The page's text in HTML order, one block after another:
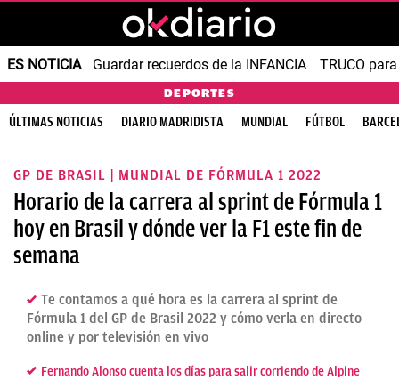
ES NOTICIA Guardar recuerdos de la INFANCIA TRUCO
DEPORTES
ÚLTIMAS NOTICIAS DIARIO MADRIDISTA MUNDIAL FÚTBOL
GP DE BRASIL | MUNDIAL DE FÓRMULA 1 2022
Horario de la carrera al sprint de Fórmula 1
hoy en Brasil y dónde ver la F1 este fin de
semana
Te contamos a qué hora es la carrera al sprint de
Fórmula 1 del GP de Brasil 2022 y cómo verla en directo
online y por televisión en vivo
Fernando Alonso cuenta los días para salir corriendo de Alpine